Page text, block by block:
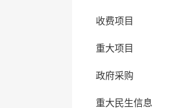
收费项目
重大项目
政府采购
重大民生信息